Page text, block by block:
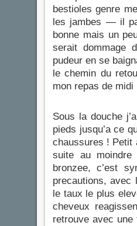
bestioles genre
les jambes — il
bonne mais un
serait dommage
pudeur en se
le chemin du
mon repas de midi
Sous la douche
pieds jusqu’a ce
chaussures ! Petit
suite au
bronzee, c’est
precautions, avec
le taux le plus
cheveux
retrouve avec